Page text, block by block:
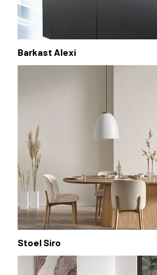
Barkast Alexi
Stoel Siro